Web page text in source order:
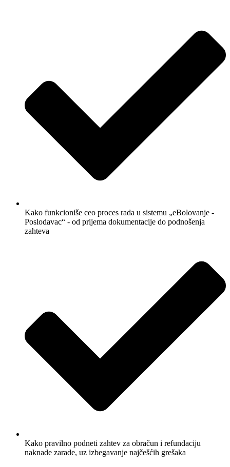
Kako funkcioniše ceo proces rada u sistemu „eBolovanje -
Poslodavac“ - od prijema dokumentacije do podnošenja
zahteva
Kako pravilno podneti zahtev za obračun i refundaciju
naknade zarade, uz izbegavanje najčešćih grešaka